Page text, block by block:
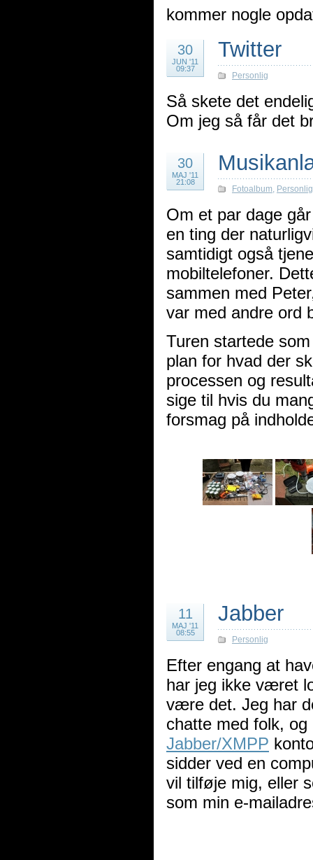
kommer nogle
30
JUN '11
09:37
Twitter
Personlig
Så skete det
Om jeg så får det
30
MAJ '11
21:08
Fotoalbum, Personlig
Om et par dage
en ting der
samtidigt også
mobiltelefoner.
sammen med
var med andre ord
Turen startede
plan for hvad der
processen og
sige til hvis du
forsmag på
11
MAJ '11
08:55
Jabber
Personlig
Efter engang at
har jeg ikke været
være det. Jeg har
chatte med folk,
Jabber/XMPP
sidder ved en
vil tilføje mig, eller
som min e-